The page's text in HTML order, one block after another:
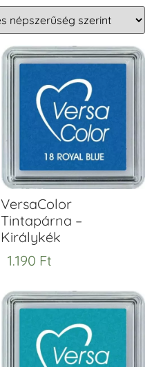
VersaColor
Tintapárna –
Királykék
1.190 Ft